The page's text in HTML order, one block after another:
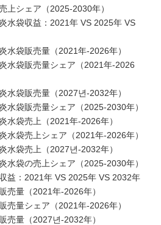
上シェア（2025-2030年）
水袋収益：2021年 VS 2025年 VS
水袋販売量（2021年-2026年）
水袋販売量シェア（2021年-2026
水袋販売量（2027년-2032年）
水袋販売量シェア（2025-2030年）
水袋売上（2021年-2026年）
水袋売上シェア（2021年-2026年）
水袋売上（2027년-2032年）
水袋の売上シェア（2025-2030年）
益：2021年 VS 2025年 VS 2032年
売量（2021年-2026年）
売量シェア（2021年-2026年）
売量（2027년-2032年）